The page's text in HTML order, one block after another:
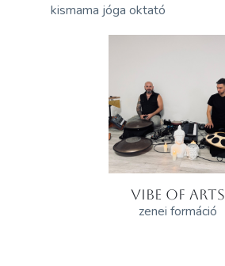
kismama jóga oktató
VIBE OF ARTS
zenei formáció